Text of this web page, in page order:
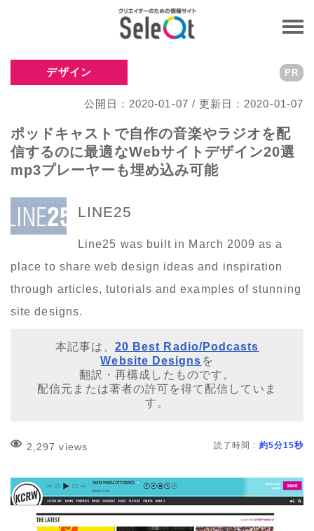
デザイン
公開日：2020-01-07 / 更新日：2020-01-07
PR
ポッドキャストで自作の音楽やラジオを配
信するのに最適なWebサイトデザイン20選
mp3プレーヤーも埋め込み可能
LINE25
Line25 was built in March 2009 as a
place to share web design ideas and inspiration
through articles, tutorials and examples of stunning
site designs.
本記事は、 20 Best Radio/Podcasts
Website Designs を
翻訳・再構成したものです。
配信元または著者の許可を得て配信していま
す。
2,297 views 読了時間 : 約5分15秒